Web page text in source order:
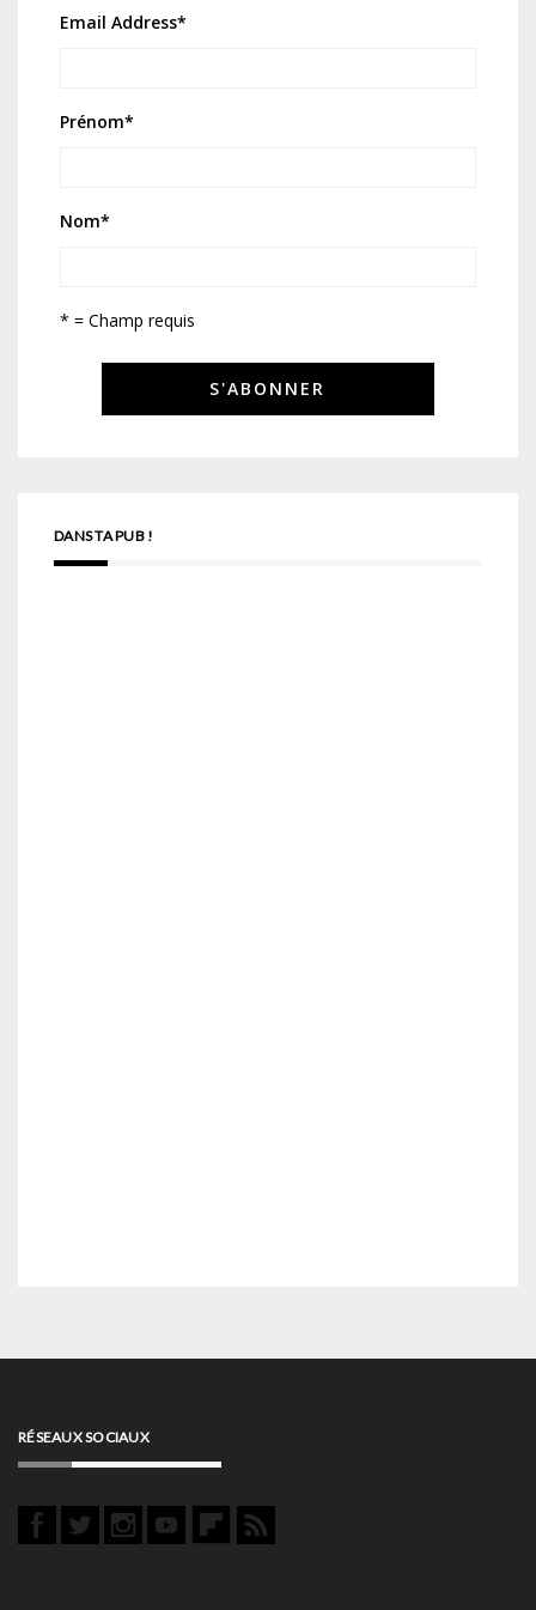
Email Address*
Prénom*
Nom*
* = Champ requis
DANS TA PUB !
RÉSEAUX SOCIAUX